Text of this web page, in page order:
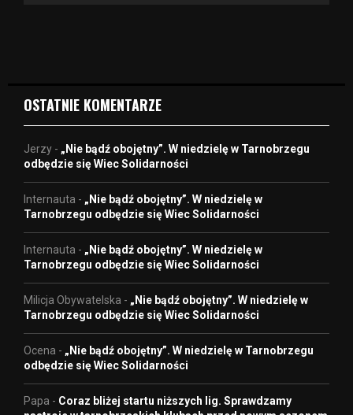
OSTATNIE KOMENTARZE
Jerzy - „Nie bądź obojętny”. W niedzielę w Tarnobrzegu
odbędzie się Wiec Solidarności
Internauta - „Nie bądź obojętny”. W niedzielę w
Tarnobrzegu odbędzie się Wiec Solidarności
Internauta - „Nie bądź obojętny”. W niedzielę w
Tarnobrzegu odbędzie się Wiec Solidarności
Milicja Obywatelska - „Nie bądź obojętny”. W niedzielę w
Tarnobrzegu odbędzie się Wiec Solidarności
Ocena - „Nie bądź obojętny”. W niedzielę w Tarnobrzegu
odbędzie się Wiec Solidarności
Papa - Coraz bliżej startu niższych lig. Sprawdzamy